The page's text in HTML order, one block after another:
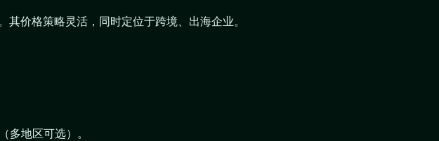
价格策略灵活，同时定位于跨境、出海企业。
地区可选）。